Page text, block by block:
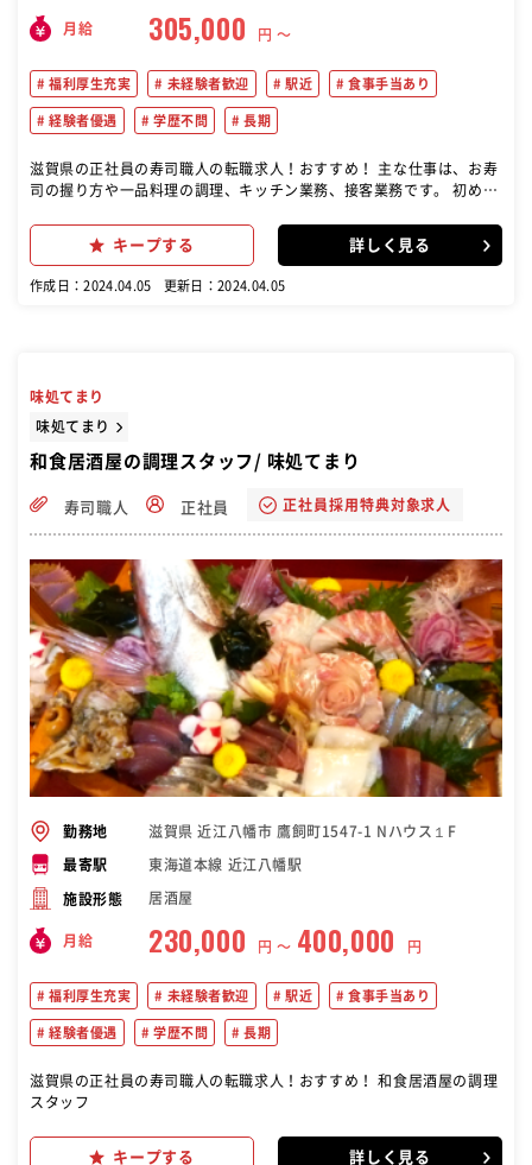
月給 305,000 円 〜
福利厚生充実 未経験者歓迎 駅近 食事手当あり
経験者優遇 学歴不問 長期
滋賀県の正社員の寿司職人の転職求人！おすすめ！ 主な仕事は、お寿
司の握り方や一品料理の調理、キッチン業務、接客業務です。 初めは
を習得します。
キープする 詳しく見る
作成日：2024.04.05 更新日：2024.04.05
味処てまり
味処てまり
和食居酒屋の調理スタッフ/ 味処てまり
寿司職人 正社員 正社員採用特典対象求人
勤務地 滋賀県 近江八幡市 鷹飼町1547-1 Nハウス１F
最寄駅 東海道本線 近江八幡駅
施設形態 居酒屋
月給 230,000 円 〜 400,000 円
福利厚生充実 未経験者歓迎 駅近 食事手当あり
経験者優遇 学歴不問 長期
滋賀県の正社員の寿司職人の転職求人！おすすめ！ 和食居酒屋の調理
スタッフ
キープする 詳しく見る